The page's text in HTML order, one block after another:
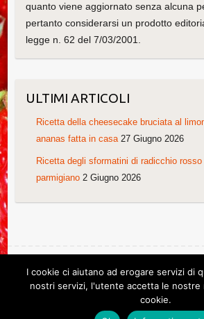
quanto viene aggiornato senza alcuna
pertanto considerarsi un prodotto
legge n. 62 del 7/03/2001.
ULTIMI ARTICOLI
Ricetta della cheesecake bruciata al
ananas fatta in casa 27 Giugno 2026
Ricetta degli sformatini di radicchio
parmigiano 2 Giugno 2026
Copyright © 2026 Le ricette di Cristina . Tema
Ricette di Cristina. Non copiare
I cookie ci aiutano ad erogare servizi di
nostri servizi, l'utente accetta le nostre
cookie.